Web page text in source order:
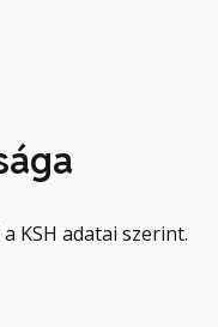
a KSH adatai szerint.